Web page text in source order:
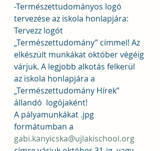
-Természettudományos logó
tervezése az iskola honlapjára:
Tervezz logót
„Természettudomány” címmel! Az
elkészült munkákat október végéig
várjuk. A legjobb alkotás felkerül
az iskola honlapjára a
„Természettudomány Hírek”
állandó  logójaként!
A pályamunkákat .jpg
formátumban a
gabi.kanyicska@ujlakischool.org